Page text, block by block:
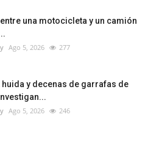
una motocicleta y un camión
Ago 5, 2026 277
huida y decenas de garrafas de
Ago 5, 2026 246